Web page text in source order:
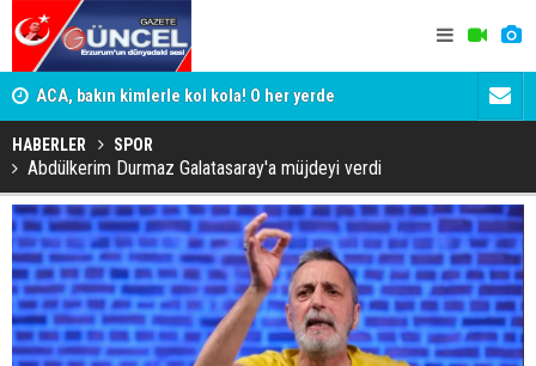
ACA, bakın kimlerle kol kola! O her yerde ADALET
HABERLER SPOR
Abdülkerim Durmaz Galatasaray'a müjdeyi verdi